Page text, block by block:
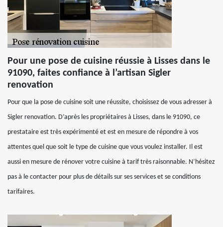
Pour une pose de cuisine réussie à Lisses dans le
91090, faites confiance à l’artisan Sigler
renovation
Pour que la pose de cuisine soit une réussite, choisissez de vous adresser à
Sigler renovation. D’après les propriétaires à Lisses, dans le 91090, ce
prestataire est très expérimenté et est en mesure de répondre à vos
attentes quel que soit le type de cuisine que vous voulez installer. Il est
aussi en mesure de rénover votre cuisine à tarif très raisonnable. N’hésitez
pas à le contacter pour plus de détails sur ses services et se conditions
tarifaires.